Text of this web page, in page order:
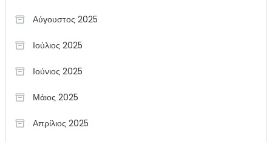
Αύγουστος 2025
Ιούλιος 2025
Ιούνιος 2025
Μάιος 2025
Απρίλιος 2025